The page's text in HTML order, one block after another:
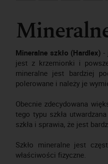
Mineralne szkło (Hardlex) -
jest z krzemionki i
mineralne jest bardziej
polerowane i należy je
Obecnie zdecydowana
tego typu szkła
szkła i sprawia, że jest
Szkło mineralne jest
właściwości fizyczne.